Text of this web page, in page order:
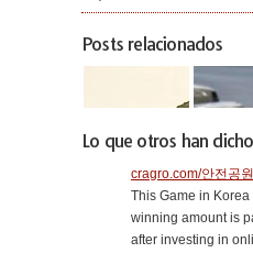
Posts relacionados
Lo que otros han
cragro.com/안전공원
This Game in
winning amount is
after investing in